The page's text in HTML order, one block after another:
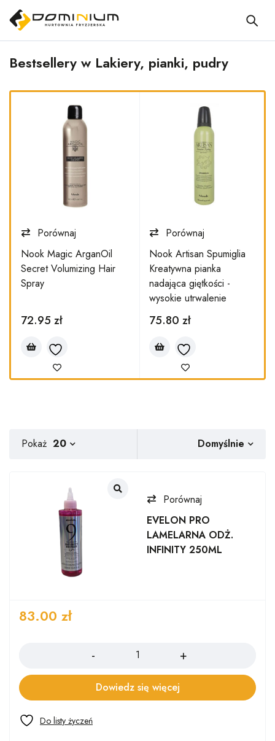
Bestsellery w Lakiery, pianki, pudry
Porównaj
Nook Magic ArganOil
Secret Volumizing Hair
Spray
72.95 zł
Porównaj
Nook Artisan Spumiglia
Kreatywna pianka
nadająca giętkości -
wysokie utrwalenie
75.80 zł
Domyślnie
Pokaż 20
Porównaj
EVELON PRO
LAMELARNA ODŻ.
INFINITY 250ML
83.00 zł
Dowiedz się więcej